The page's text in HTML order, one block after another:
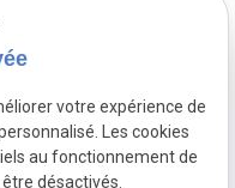
NOUS
SUIVRE
votre expérience de
Les cookies
au fonctionnement de
désactivés.